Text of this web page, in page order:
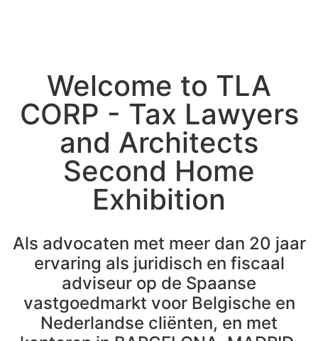
Welcome to TLA
CORP - Tax Lawyers
and Architects
Second Home
Exhibition
Als advocaten met meer dan 20 jaar
ervaring als juridisch en fiscaal
adviseur op de Spaanse
vastgoedmarkt voor Belgische en
Nederlandse cliënten, en met